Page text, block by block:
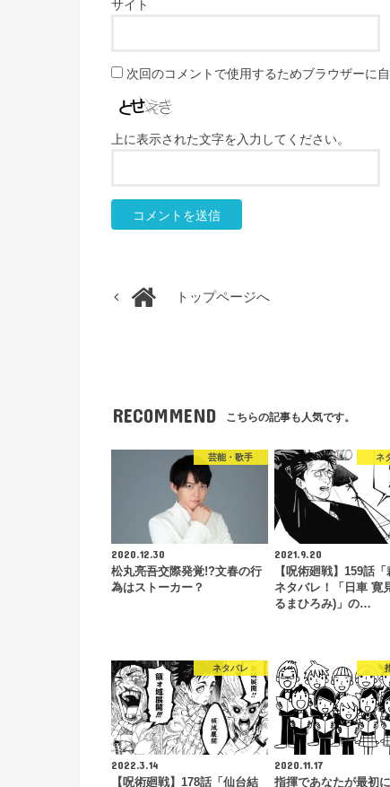
サイト
次回のコメントで使用するためブラウザーに
上に表示された文字を入力してください。
トップページへ
RECOMMEND こちらの記事も人気です。
芸能・歌手
2020.12.30
松丸亮吾交際発覚!?文春の行
為はストーカー？
ネ
2021.9.20
【呪術廻戦】159話「
ネタバレ！「日車 寛
るまひろみ)」の…
ネタバレ
2022.3.14
【呪術廻戦】178話「仙台結
2020.11.17
指揮であなたが最初